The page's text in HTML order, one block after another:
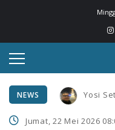
NEWS Yosi
Jumat, 22 Mei 2026